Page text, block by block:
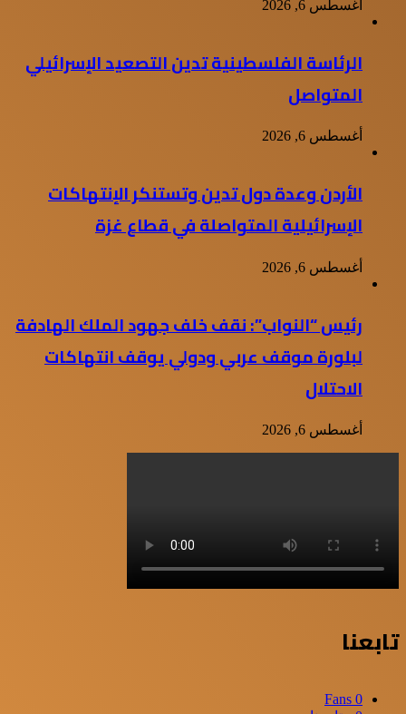
أغسطس 6, 2026
الرئاسة الفلسطينية تدين التصعيد الإسرائيلي
المتواصل
أغسطس 6, 2026
الأردن وعدة دول تدين وتستنكر الإنتهاكات
الإسرائيلية المتواصلة في قطاع غزة
أغسطس 6, 2026
رئيس “النواب”: نقف خلف جهود الملك الهادفة
لبلورة موقف عربي ودولي يوقف انتهاكات
الاحتلال
أغسطس 6, 2026
تابعنا
0
Fans